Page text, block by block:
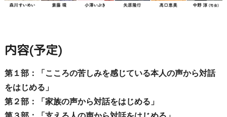
内容(予定)
第１部：「こころの苦しみを感じている本人の声から対話
をはじめる」
第２部：「家族の声から対話をはじめる」